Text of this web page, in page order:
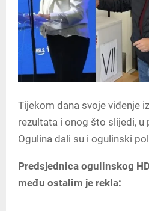
Tijekom dana svoje viđenje
rezultata i onog što slijedi, u
Ogulina dali su i ogulinski
Predsjednica ogulinskog
među ostalim je rekla: